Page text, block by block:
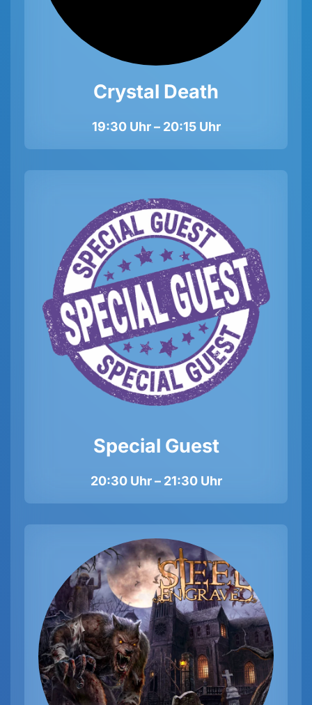
Crystal Death
19:30 Uhr – 20:15 Uhr
Special Guest
20:30 Uhr – 21:30 Uhr